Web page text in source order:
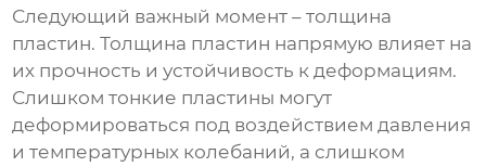
Следующий важный момент – толщина
пластин. Толщина пластин напрямую влияет на
их прочность и устойчивость к деформациям.
Слишком тонкие пластины могут
деформироваться под воздействием давления
и температурных колебаний, а слишком